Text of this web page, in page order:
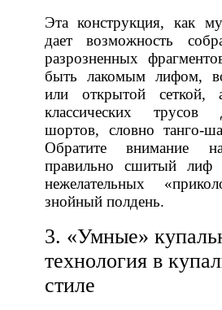
Эта конструкция, как
дает возможность
разрозненных
быть лакомым лифом,
или открытой
классических трусов
шортов, словно
Обратите внимание
правильно сшитый лиф
нежелательных
знойный полдень.
3. «Умные»
технология в
стиле